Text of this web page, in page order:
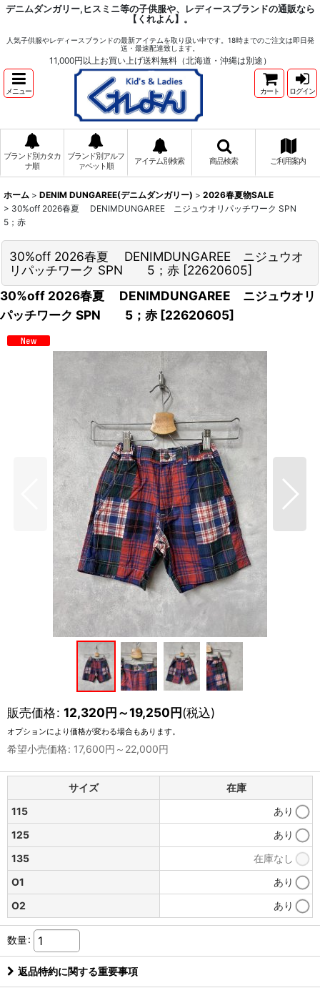
デニムダンガリー,ヒスミニ等の子供服や、レディースブランドの通販なら
【くれよん】。
人気子供服やレディースブランドの最新アイテムを取り扱い中です。18時までのご注文は即日発
送・最速配達致します。
11,000円以上お買い上げ送料無料（北海道・沖縄は別途）
メニュー カート ログイン
ブランド別カタカ
ナ順
ブランド別アルフ
ァベット順
アイテム別検索 商品検索 ご利用案内
ホーム > DENIM DUNGAREE(デニムダンガリー) > 2026春夏物SALE
> 30%off 2026春夏 DENIMDUNGAREE ニジュウオリパッチワーク SPN
5；赤
30%off 2026春夏 DENIMDUNGAREE ニジュウオ
リパッチワーク SPN 5；赤 [22620605]
30%off 2026春夏 DENIMDUNGAREE ニジュウオリ
パッチワーク SPN 5；赤 [22620605]
販売価格: 12,320円～19,250円(税込)
オプションにより価格が変わる場合もあります。
希望小売価格: 17,600円 ～22,000円
サイズ
在庫
115
あり
125
あり
135
在庫なし
O1
あり
O2
あり
数量:
返品特約に関する重要事項